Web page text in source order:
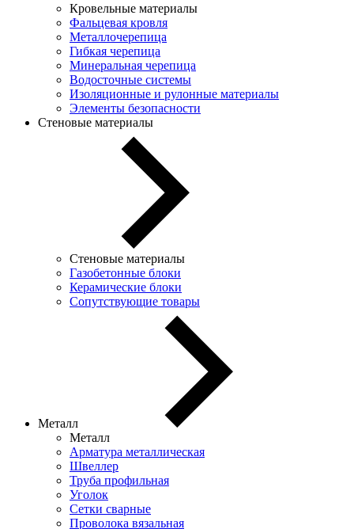
Кровельные материалы
Фальцевая кровля
Металлочерепица
Гибкая черепица
Минеральная черепица
Водосточные системы
Изоляционные и рулонные материалы
Элементы безопасности
Стеновые материалы
Стеновые материалы
Газобетонные блоки
Керамические блоки
Сопутствующие товары
Металл
Металл
Арматура металлическая
Швеллер
Труба профильная
Уголок
Сетки сварные
Проволока вязальная